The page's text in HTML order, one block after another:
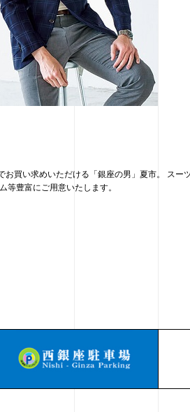
お買い求めいただける「銀座の男」夏市。 スー
等豊富にご用意いたします。